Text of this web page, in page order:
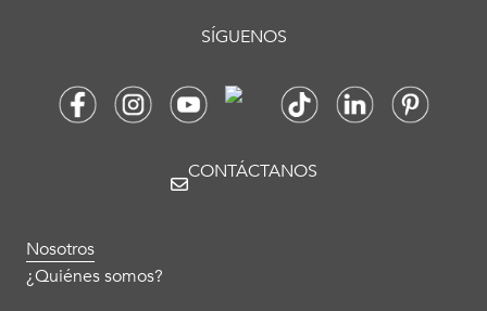
Nosotros
¿Quiénes somos?
SÍGUENOS
CONTÁCTANOS